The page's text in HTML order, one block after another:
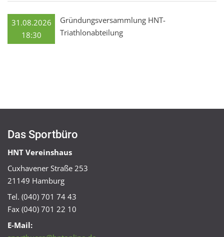
31.08.2026
18:30
Gründungsversammlung HNT-
Triathlonabteilung
Das Sportbüro
HNT Vereinshaus
Cuxhavener Straße 253
21149 Hamburg
Tel. (040) 701 74 43
Fax (040) 701 22 10
E-Mail: